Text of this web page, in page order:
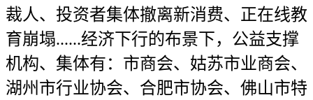
裁人、投资者集体撤离新消费、正在线教
育崩塌......经济下行的布景下，公益支撑
机构、集体有：市商会、姑苏市业商会、
湖州市行业协会、合肥市协会、佛山市特